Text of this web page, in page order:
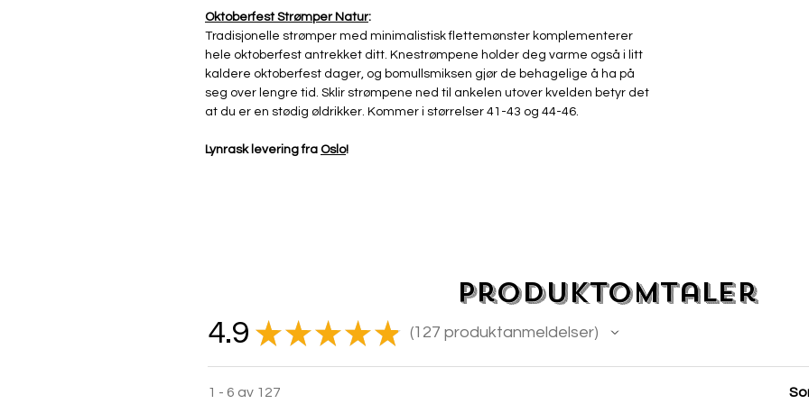
Oktoberfest Strømper Natur:
Tradisjonelle strømper med minimalistisk flettemønster komplementerer
hele oktoberfest antrekket ditt. Knestrømpene holder deg varme også i litt
kaldere oktoberfest dager, og bomullsmiksen gjør de behagelige å ha på
seg over lengre tid. Sklir strømpene ned til ankelen utover kvelden betyr det
at du er en stødig øldrikker. Kommer i størrelser 41-43 og 44-46.
Lynrask levering fra Oslo!
Produktomtaler
4.9 ★ ★ ★ ★ ★ 127 produktanmeldelser
127
1 - 6 av 127